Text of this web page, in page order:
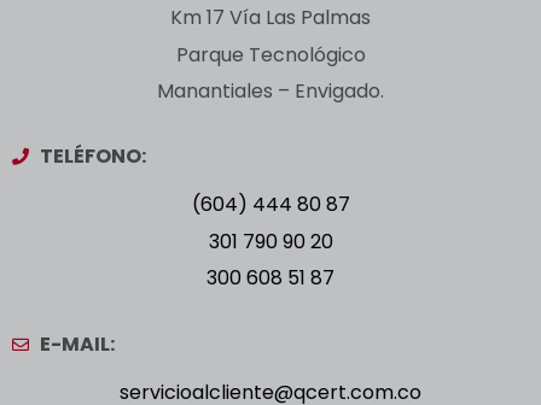
Km 17 Vía Las Palmas
Parque Tecnológico
Manantiales – Envigado.
TELÉFONO:
(604) 444 80 87
301 790 90 20
300 608 51 87
E-MAIL:
servicioalcliente@qcert.com.co